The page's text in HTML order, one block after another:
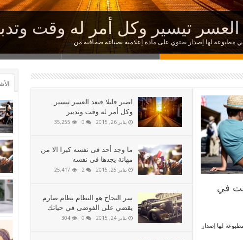
كبارا تعبت في مرادها الأجسام
العسر تيسير وكل أمر له وقت
هي مطبوعة لها إصدار يحتوي على مادة إعلامية بصياغة صحافية من …
كبرا الا من مهانة يجدها فى
نظام صارم يقضي على
بالنسبة لمن يغطي عينيه
في
لها إصدار
اصبر قليلا فبعد العسر تيسير
وكل أمر له وقت وتدبير
يناير 26, 2015 0
35,255
ما وجد أحد فى نفسه كبرا الا من
مهانة يجدها فى نفسه
يناير 25, 2015 2
25,417
سر النجاح هو النظام نظام صارم
يقضي على الفوضى في حياتك
يناير 24, 2015 0
304